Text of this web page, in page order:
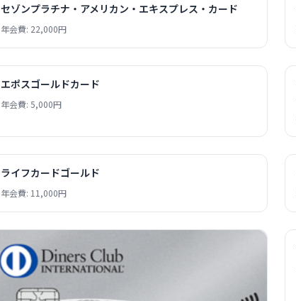
セゾンプラチナ・アメリカン・エキスプレス・カード
年会費: 22,000円
エポスゴールドカード
年会費: 5,000円
ライフカードゴールド
年会費: 11,000円